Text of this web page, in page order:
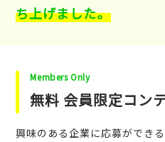
ち上げました。
Members Only
無料 会員限定コン
興味のある企業に応募ができ